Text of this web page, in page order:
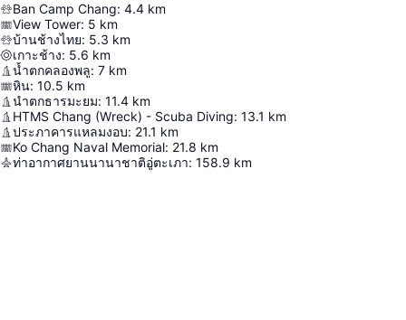
Ban Camp Chang: 4.4 km
View Tower: 5 km
บ้านช้างไทย: 5.3 km
เกาะช้าง: 5.6 km
น้ำตกคลองพลู: 7 km
หิน: 10.5 km
นำตกธารมะยม: 11.4 km
HTMS Chang (Wreck) - Scuba Diving: 13.1 km
ประภาคารแหลมงอบ: 21.1 km
Ko Chang Naval Memorial: 21.8 km
ท่าอากาศยานนานาชาติอู่ตะเภา: 158.9 km